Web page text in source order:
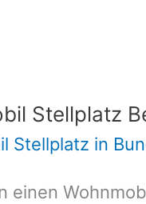
Stellplatz
Stellplatz in
einen